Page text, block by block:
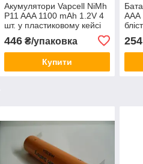
Акумулятори Vapcell NiMh
P11 AAA 1100 mAh 1.2V 4
шт. у пластиковому кейсі
446₴/упаковка
Купити
AAA
254